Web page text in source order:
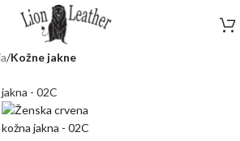
Kožne jakne